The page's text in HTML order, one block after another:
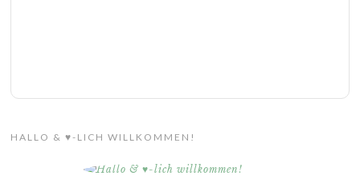
HALLO & ♥-LICH WILLKOMMEN!